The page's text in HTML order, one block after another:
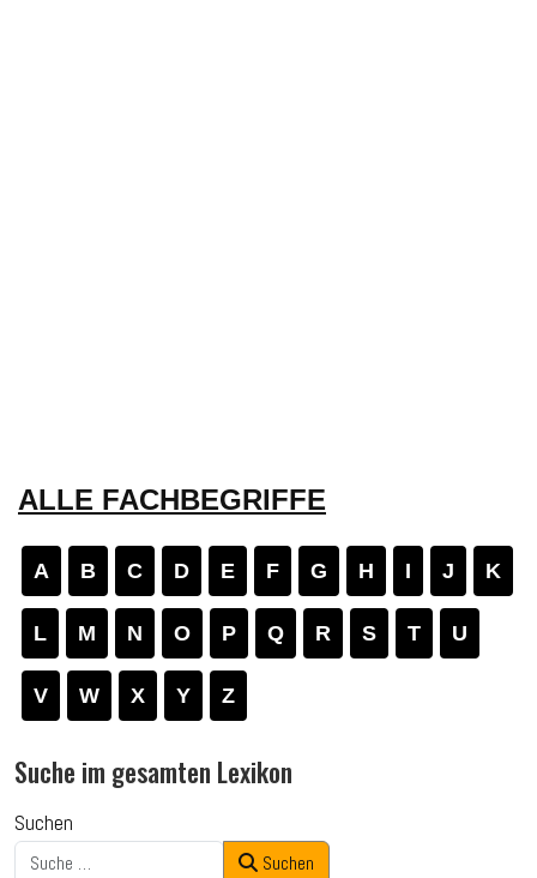
ALLE FACHBEGRIFFE
A B C D E F G H I J K
L M N O P Q R S T U
V W X Y Z
Suche im gesamten Lexikon
Suchen
Suchen